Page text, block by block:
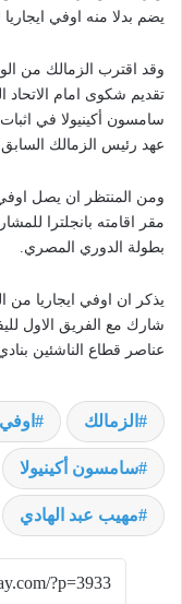
يضم بدلا منه اوفي
وقد اقترب الزمالك من
تقديم شكوى امام الاتحاد
سامسون أكينيولا في
عهد رئيس الزمالك
ومن المنتظر ان يصل اوفي
مقر اقامته بانجلترا
بطولة الدوري المصري.
يذكر ان اوفي ايجاريا من
شارك مع الفريق الاول
عناصر قطاع الناشئين
الزمالك
سامسون أكينيولا
مهيب عبد الهادي